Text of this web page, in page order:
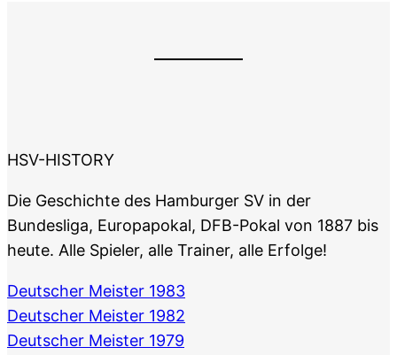
HSV-HISTORY
Die Geschichte des Hamburger SV in der
Bundesliga, Europapokal, DFB-Pokal von 1887 bis
heute. Alle Spieler, alle Trainer, alle Erfolge!
Deutscher Meister 1983
Deutscher Meister 1982
Deutscher Meister 1979